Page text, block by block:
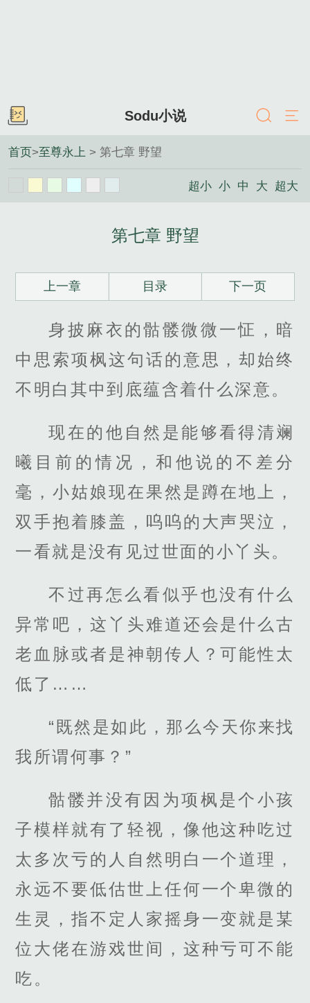
Sodu小说
首页>至尊永上 > 第七章 野望
超小 小 中 大 超大
第七章 野望
上一章 目录 下一页
身披麻衣的骷髅微微一怔，暗
中思索项枫这句话的意思，却始终
不明白其中到底蕴含着什么深意。
现在的他自然是能够看得清斓
曦目前的情况，和他说的不差分
毫，小姑娘现在果然是蹲在地上，
双手抱着膝盖，呜呜的大声哭泣，
一看就是没有见过世面的小丫头。
不过再怎么看似乎也没有什么
异常吧，这丫头难道还会是什么古
老血脉或者是神朝传人？可能性太
低了……
“既然是如此，那么今天你来找
我所谓何事？”
骷髅并没有因为项枫是个小孩
子模样就有了轻视，像他这种吃过
太多次亏的人自然明白一个道理，
永远不要低估世上任何一个卑微的
生灵，指不定人家摇身一变就是某
位大佬在游戏世间，这种亏可不能
吃。